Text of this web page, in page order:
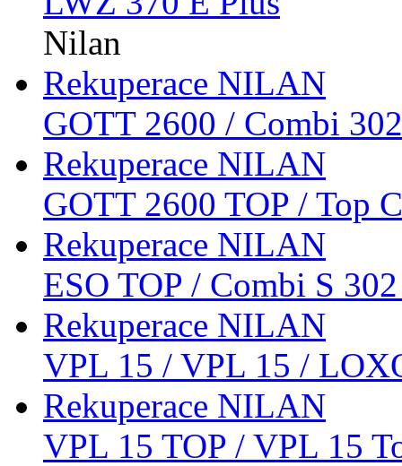
Nilan
Rekuperace NILAN
GOTT 2600 / Combi
Rekuperace NILAN
GOTT 2600 TOP / Top
Rekuperace NILAN
ESO TOP / Combi S
Rekuperace NILAN
VPL 15 / VPL 15 /
Rekuperace NILAN
VPL 15 TOP / VPL 15